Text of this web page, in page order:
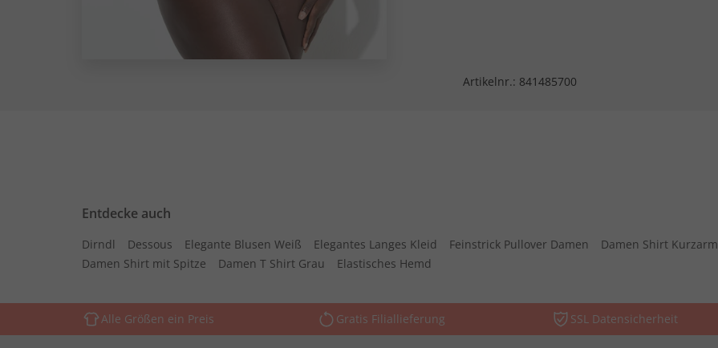
Artikelnr.: 841485700
Entdecke auch
Dirndl Dessous Elegante Blusen Weiß Elegantes Langes Kleid Feinstrick Pullover Damen Damen Shirt Kurzarm
Damen Shirt mit Spitze
Damen T Shirt Grau Elastisches Hemd
Alle Größen ein Preis Gratis Filiallieferung SSL Datensicherheit